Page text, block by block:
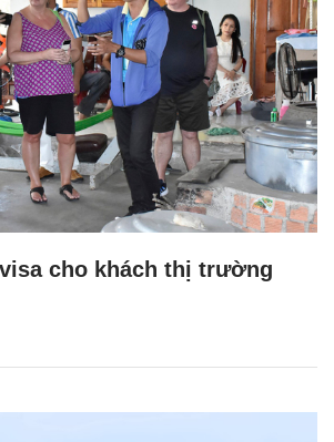
cho khách thị trường